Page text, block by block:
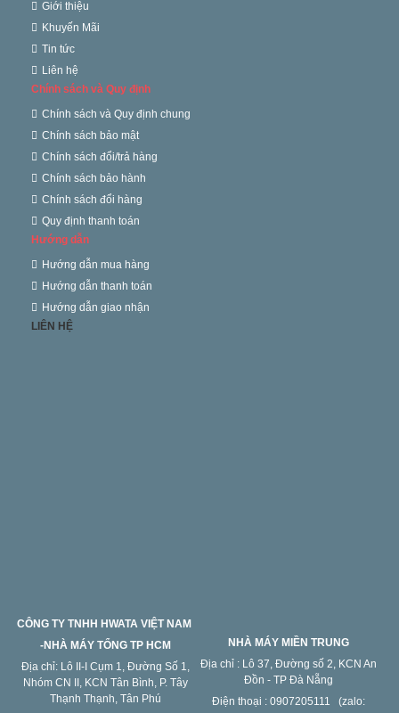
Giới thiệu
Khuyến Mãi
Tin tức
Liên hệ
Chính sách và Quy định
Chính sách và Quy định chung
Chính sách bảo mật
Chính sách đổi/trả hàng
Chính sách bảo hành
Chính sách đổi hàng
Quy định thanh toán
Hướng dẫn
Hướng dẫn mua hàng
Hướng dẫn thanh toán
Hướng dẫn giao nhận
LIÊN HỆ
CÔNG TY TNHH HWATA VIỆT NAM
-NHÀ MÁY TỔNG TP HCM
Địa chỉ: Lô II-I Cụm 1, Đường Số 1,
Nhóm CN II, KCN Tân Bình, P. Tây
Thạnh Thạnh, Tân Phú
NHÀ MÁY MIỀN TRUNG
Địa chỉ : Lô 37, Đường số 2, KCN An
Đồn - TP Đà Nẵng
Điện thoại : 0907205111 (zalo: